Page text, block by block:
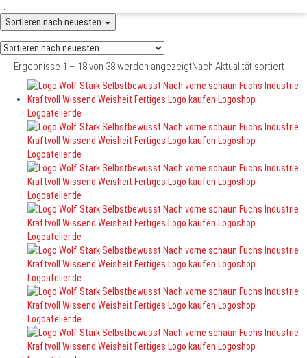
…
Sortieren nach neuesten
Ergebnisse 1 – 18 von 38 werden angezeigtNach Aktualität sortiert